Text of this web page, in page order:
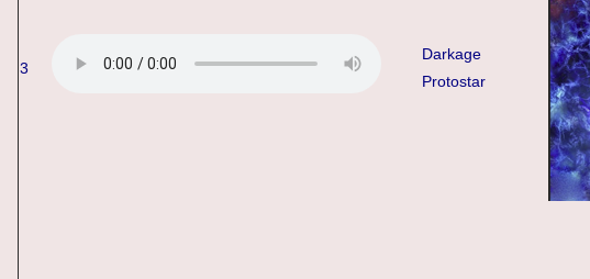
3
Darkage
Protostar